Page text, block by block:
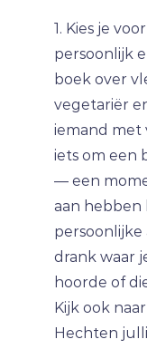
1. Kies je
persoonlijk
boek over
vegetariër
iemand met
iets om een
— een
aan hebben
persoonlijke
drank waar
hoorde of
Kijk ook
Hechten